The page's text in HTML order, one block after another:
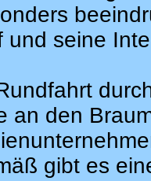
und seine
an den
gibt es